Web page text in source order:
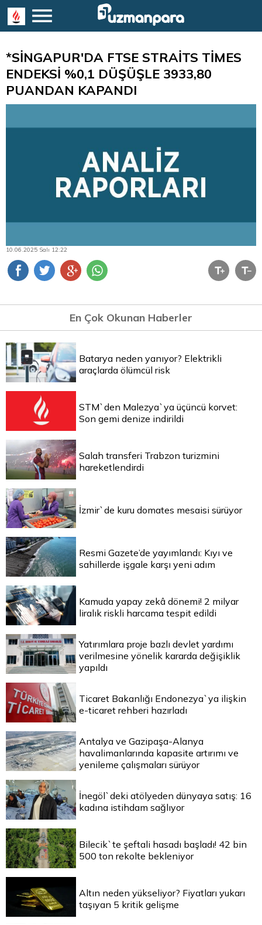
*SİNGAPUR'DA FTSE STRAİTS TİMES
ENDEKSİ %0,1 DÜŞÜŞLE 3933,80
PUANDAN KAPANDI
10.06.2025 Salı 12:22
En Çok Okunan Haberler
Batarya neden yanıyor? Elektrikli
araçlarda ölümcül risk
STM`den Malezya`ya üçüncü korvet:
Son gemi denize indirildi
Salah transferi Trabzon turizmini
hareketlendirdi
İzmir`de kuru domates mesaisi sürüyor
Resmi Gazete’de yayımlandı: Kıyı ve
sahillerde işgale karşı yeni adım
Kamuda yapay zekâ dönemi! 2 milyar
liralık riskli harcama tespit edildi
Yatırımlara proje bazlı devlet yardımı
verilmesine yönelik kararda değişiklik
yapıldı
Ticaret Bakanlığı Endonezya`ya ilişkin
e-ticaret rehberi hazırladı
Antalya ve Gazipaşa-Alanya
havalimanlarında kapasite artırımı ve
yenileme çalışmaları sürüyor
İnegöl`deki atölyeden dünyaya satış: 16
kadına istihdam sağlıyor
Bilecik`te şeftali hasadı başladı! 42 bin
500 ton rekolte bekleniyor
Altın neden yükseliyor? Fiyatları yukarı
taşıyan 5 kritik gelişme